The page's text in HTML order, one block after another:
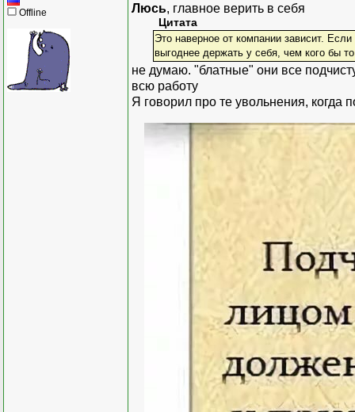
Offline Люсь, главное верить в себя
Цитата
Это наверное от компании зависит.
выгоднее держать у себя, чем кого бы
не думаю. "блатные" они все
всю работу
Я говорил про те увольнения,